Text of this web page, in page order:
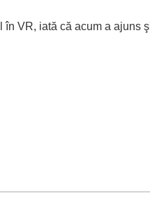
VR, iată că acum a